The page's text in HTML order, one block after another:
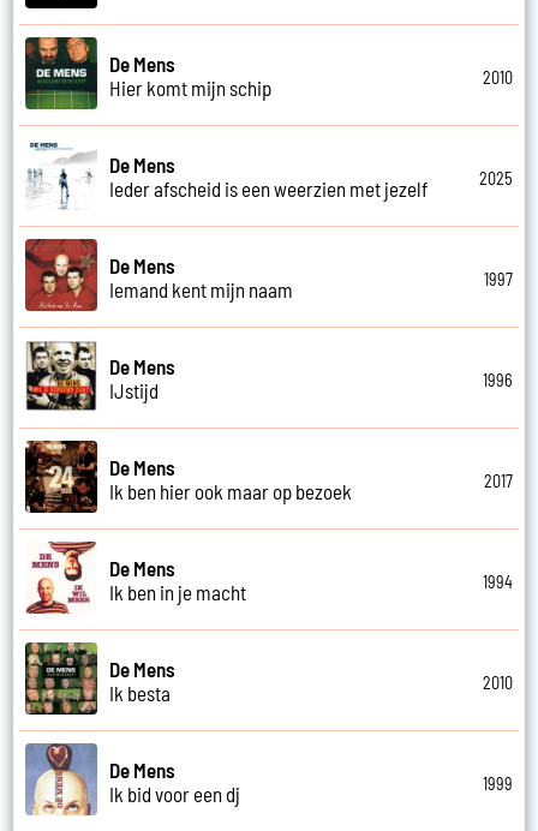
De Mens
Hier komt mijn schip
2010
De Mens
Ieder afscheid is een weerzien met jezelf
2025
De Mens
Iemand kent mijn naam
1997
De Mens
IJstijd
1996
De Mens
Ik ben hier ook maar op bezoek
2017
De Mens
Ik ben in je macht
1994
De Mens
Ik besta
2010
De Mens
Ik bid voor een dj
1999